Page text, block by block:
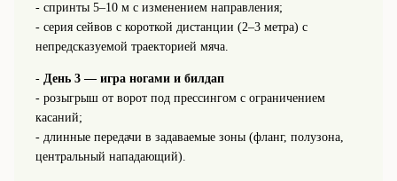
- спринты 5–10 м с изменением направления;
- серия сейвов с короткой дистанции (2–3 метра) с
непредсказуемой траекторией мяча.
- День 3 — игра ногами и билдап
- розыгрыш от ворот под прессингом с ограничением
касаний;
- длинные передачи в задаваемые зоны (фланг, полузона,
центральный нападающий).